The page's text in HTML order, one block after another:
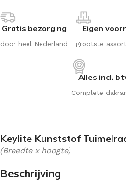
Gratis bezorging
door heel Nederland
Eigen
grootste
Alles incl.
Complete
Keylite Kunststof
(Breedte x hoogte)
Beschrijving